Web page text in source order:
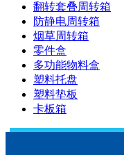
翻转套叠周转箱
防静电周转箱
烟草周转箱
零件盒
多功能物料盒
塑料托盘
塑料垫板
卡板箱